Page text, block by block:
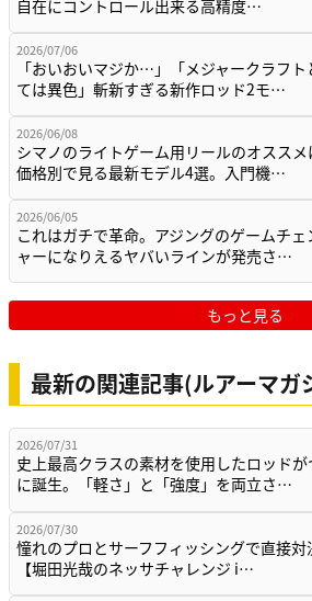
自在にコントロール出来る高精度…
2026/07/06
「おいおいマジか…」「メジャークラフト
ては異色」斬新すぎる新作ロッド2モ…
2026/06/08
シマノのライトゲーム用リールのオススメ
価格別で見る最新モデル4選。入門機…
2026/06/05
これはガチで革命。アジングのゲームチェ
ャーになりえるヤバいラインが発売さ…
もっと見る
最新の関連記事(ルアーマガ
2026/07/31
史上最高クラスの素材を使用したロッドが
に誕生。「軽さ」と「強度」を両立さ…
2026/07/30
憧れのプロとサーフフィッシングで直接対
【堀田光哉のネッサチャレンジ i…